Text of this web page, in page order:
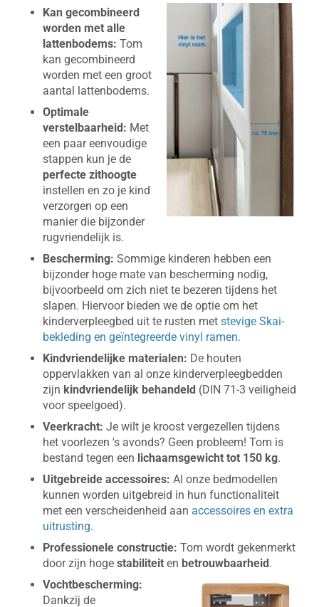
Kan gecombineerd
worden met alle
lattenbodems: Tom
kan gecombineerd
worden met een groot
aantal lattenbodems.
Optimale
verstelbaarheid: Met
een paar eenvoudige
stappen kun je de
perfecte zithoogte
instellen en zo je kind
verzorgen op een
manier die bijzonder
rugvriendelijk is.
Bescherming: Sommige kinderen hebben een
bijzonder hoge mate van bescherming nodig,
bijvoorbeeld om zich niet te bezeren tijdens het
slapen. Hiervoor bieden we de optie om het
kinderverpleegbed uit te rusten met stevige Skai-
bekleding en geïntegreerde vinyl ramen.
Kindvriendelijke materialen: De houten
oppervlakken van al onze kinderverpleegbedden
zijn kindvriendelijk behandeld (DIN 71-3 veiligheid
voor speelgoed).
Veerkracht: Je wilt je kroost vergezellen tijdens
het voorlezen 's avonds? Geen probleem! Tom is
bestand tegen een lichaamsgewicht tot 150 kg.
Uitgebreide accessoires: Al onze bedmodellen
kunnen worden uitgebreid in hun functionaliteit
met een verscheidenheid aan accessoires en extra
uitrusting.
Professionele constructie: Tom wordt gekenmerkt
door zijn hoge stabiliteit en betrouwbaarheid.
Vochtbescherming:
Dankzij de